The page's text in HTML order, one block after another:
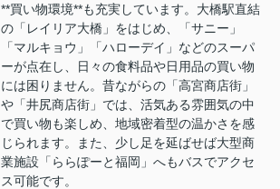
**買い物環境**も充実しています。大橋駅直結
の「レイリア大橋」をはじめ、「サニー」
「マルキョウ」「ハローデイ」などのスーパ
ーが点在し、日々の食料品や日用品の買い物
には困りません。昔ながらの「高宮商店街」
や「井尻商店街」では、活気ある雰囲気の中
で買い物も楽しめ、地域密着型の温かさを感
じられます。また、少し足を延ばせば大型商
業施設「ららぽーと福岡」へもバスでアクセ
ス可能です。